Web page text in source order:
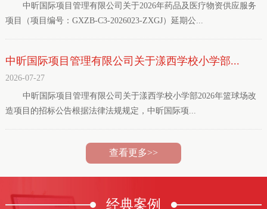
中昕国际项目管理有限公司关于2026年药品及医疗物资供应服务
项目（项目编号：GXZB-C3-2026023-ZXGJ）延期公...
中昕国际项目管理有限公司关于漾西学校小学部...
2026-07-27
中昕国际项目管理有限公司关于漾西学校小学部2026年篮球场改
造项目的招标公告根据法律法规规定，中昕国际项...
查看更多>>
经典案例